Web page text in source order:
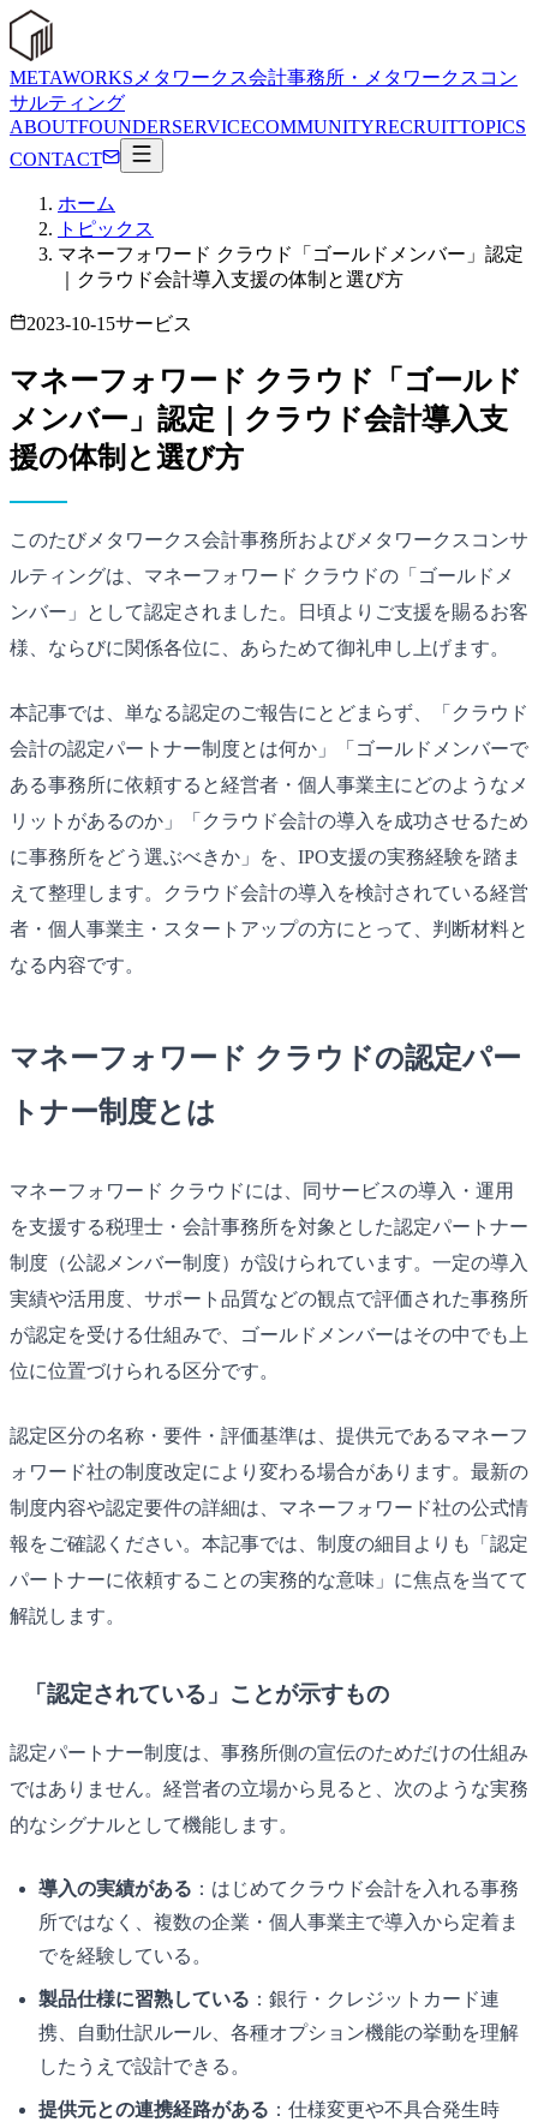
METAWORKS メタワークス会計事務所・メタワークスコン
サルティング
ABOUTFOUNDERSERVICECOMMUNITYRECRUITTOPICS
CONTACT
ホーム
トピックス
マネーフォワード クラウド「ゴールドメンバー」認定
｜クラウド会計導入支援の体制と選び方
2023-10-15サービス
マネーフォワード クラウド「ゴールド
メンバー」認定｜クラウド会計導入支
援の体制と選び方
このたびメタワークス会計事務所およびメタワークスコンサ
ルティングは、マネーフォワード クラウドの「ゴールドメ
ンバー」として認定されました。日頃よりご支援を賜るお客
様、ならびに関係各位に、あらためて御礼申し上げます。
本記事では、単なる認定のご報告にとどまらず、「クラウド
会計の認定パートナー制度とは何か」「ゴールドメンバーで
ある事務所に依頼すると経営者・個人事業主にどのようなメ
リットがあるのか」「クラウド会計の導入を成功させるため
に事務所をどう選ぶべきか」を、IPO支援の実務経験を踏ま
えて整理します。クラウド会計の導入を検討されている経営
者・個人事業主・スタートアップの方にとって、判断材料と
なる内容です。
マネーフォワード クラウドの認定パー
トナー制度とは
マネーフォワード クラウドには、同サービスの導入・運用
を支援する税理士・会計事務所を対象とした認定パートナー
制度（公認メンバー制度）が設けられています。一定の導入
実績や活用度、サポート品質などの観点で評価された事務所
が認定を受ける仕組みで、ゴールドメンバーはその中でも上
位に位置づけられる区分です。
認定区分の名称・要件・評価基準は、提供元であるマネーフ
ォワード社の制度改定により変わる場合があります。最新の
制度内容や認定要件の詳細は、マネーフォワード社の公式情
報をご確認ください。本記事では、制度の細目よりも「認定
パートナーに依頼することの実務的な意味」に焦点を当てて
解説します。
「認定されている」ことが示すもの
認定パートナー制度は、事務所側の宣伝のためだけの仕組み
ではありません。経営者の立場から見ると、次のような実務
的なシグナルとして機能します。
導入の実績がある ：はじめてクラウド会計を入れる事務
所ではなく、複数の企業・個人事業主で導入から定着ま
でを経験している。
製品仕様に習熟している ：銀行・クレジットカード連
携、自動仕訳ルール、各種オプション機能の挙動を理解
したうえで設計できる。
提供元との連携経路がある ：仕様変更や不具合発生時